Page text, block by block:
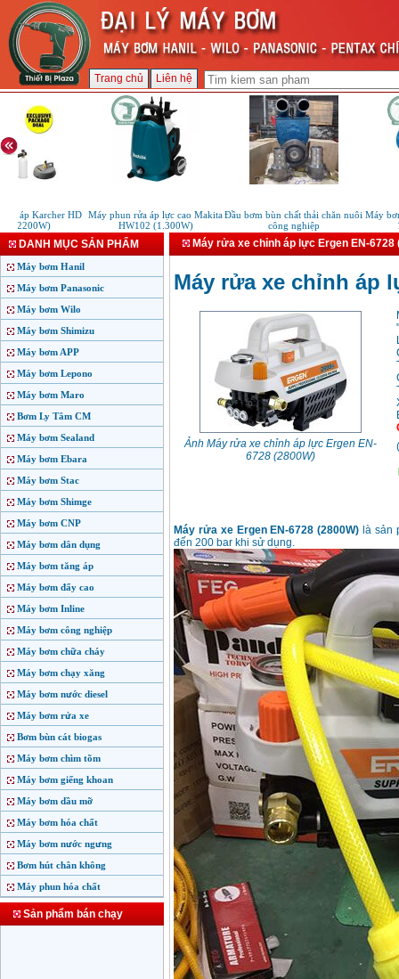
Trang chủ Liên hệ
áp Karcher HD
(2200W)
Máy phun rửa áp lực cao Makita
HW102 (1.300W)
Đầu bơm bùn chất thải chăn nuôi
công nghiệp
Máy bơm
DANH MỤC SẢN PHẨM
Máy bơm Hanil
Máy bơm Panasonic
Máy bơm Wilo
Máy bơm Shimizu
Máy bơm APP
Máy bơm Lepono
Máy bơm Maro
Bơm Ly Tâm CM
Máy bơm Sealand
Máy bơm Ebara
Máy bơm Stac
Máy bơm Shimge
Máy bơm CNP
Máy bơm dân dụng
Máy bơm tăng áp
Máy bơm đẩy cao
Máy bơm Inline
Máy bơm công nghiệp
Máy bơm chữa cháy
Máy bơm chạy xăng
Máy bơm nước diesel
Máy bơm rửa xe
Bơm bùn cát biogas
Máy bơm chìm tõm
Máy bơm giếng khoan
Máy bơm dầu mỡ
Máy bơm hóa chất
Máy bơm nước ngưng
Bơm hút chân không
Máy phun hóa chất
Sản phẩm bán chạy
Máy rửa xe chỉnh áp lực Ergen EN-6728
Máy rửa xe chỉnh áp
Ảnh Máy rửa xe chỉnh áp lực Ergen EN-
6728 (2800W)
(
Máy rửa xe Ergen EN-6728 (2800W) là sản
đến 200 bar khi sử dụng.